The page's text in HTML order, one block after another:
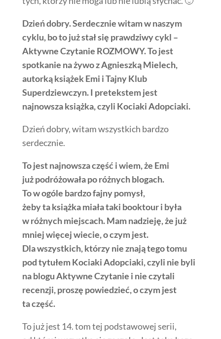
Dzień dobry. Serdecznie witam w naszym
cyklu, bo to już stał się prawdziwy cykl –
Aktywne Czytanie ROZMOWY. To jest
spotkanie na żywo z Agnieszką Mielech,
autorką książek Emi i Tajny Klub
Superdziewczyn. I pretekstem jest
najnowsza książka, czyli Kociaki Adopciaki.
Dzień dobry, witam wszystkich bardzo
serdecznie.
To jest najnowsza część i wiem, że Emi
już podróżowała po różnych blogach.
To w ogóle bardzo fajny pomysł,
żeby ta książka miała taki booktour i była
w różnych miejscach. Mam nadzieję, że już
mniej więcej wiecie, o czym jest.
Dla wszystkich, którzy nie znają tego tomu
pod tytułem Kociaki Adopciaki, czyli nie byli
na blogu Aktywne Czytanie i nie czytali
recenzji, proszę powiedzieć, o czym jest
ta część.
To już jest 14. tom tej podstawowej serii,